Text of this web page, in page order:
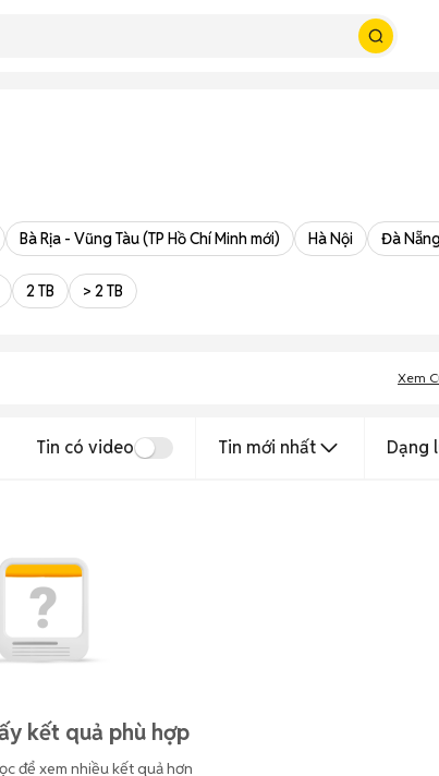
Bà Rịa - Vũng Tàu (TP Hồ Chí Minh mới) Hà Nội Đà
2 TB > 2 TB
Xem
Tin có video Tin mới nhất Dạng
kết quả phù hợp
để xem nhiều kết quả hơn